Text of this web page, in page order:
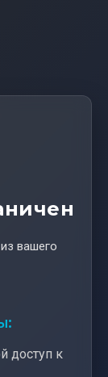
вашего
доступ к